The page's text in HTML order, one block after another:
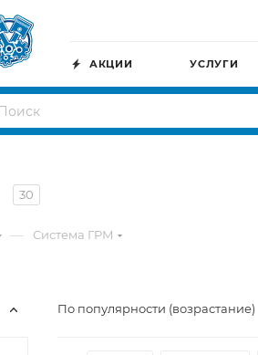
АКЦИИ УСЛУГИ
30
— Система ГРМ
По популярности (возрастание)